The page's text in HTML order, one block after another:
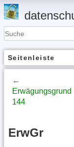
Seitenleiste
←
Erwägungsgrund
144
ErwGr